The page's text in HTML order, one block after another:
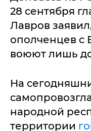
28 сентября
Лавров
ополченцев с
воюют лишь
На
народной
территории